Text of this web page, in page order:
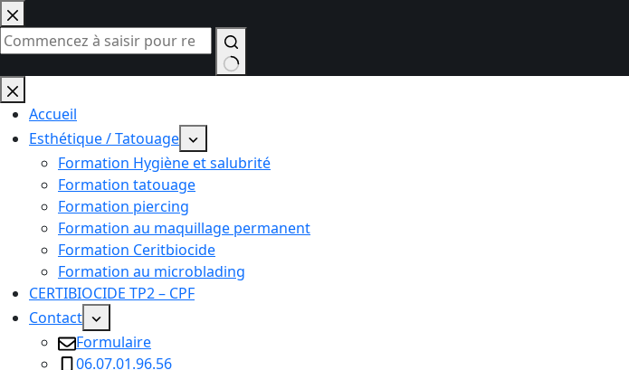
Passer
au
contenu
Aucun
résultatAccueil
Esthétique / Tatouage
Formation Hygiène et salubrité
Formation tatouage
Formation piercing
Formation au maquillage permanent
Formation Ceritbiocide
Formation au microblading
CERTIBIOCIDE TP2 – CPF
Contact
Formulaire
06.07.01.96.56